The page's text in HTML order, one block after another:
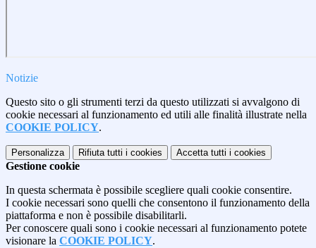
Notizie
Questo sito o gli strumenti terzi da questo utilizzati si avvalgono di
cookie necessari al funzionamento ed utili alle finalità illustrate nella
COOKIE POLICY.
Personalizza Rifiuta tutti i cookies Accetta tutti i cookies
Gestione cookie
In questa schermata è possibile scegliere quali cookie consentire.
I cookie necessari sono quelli che consentono il funzionamento della
piattaforma e non è possibile disabilitarli.
Per conoscere quali sono i cookie necessari al funzionamento potete
visionare la COOKIE POLICY.